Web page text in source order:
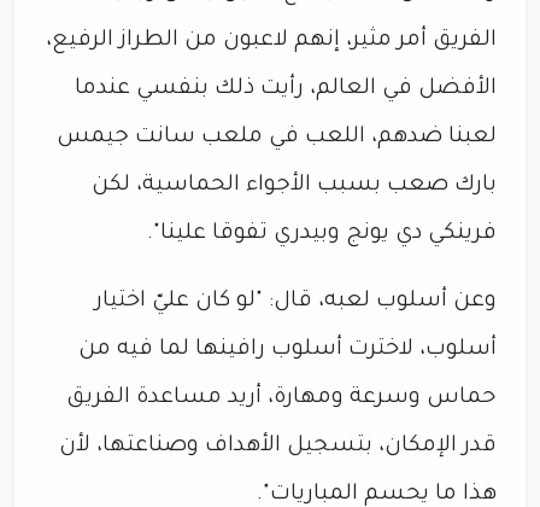
الفريق أمر مثير، إنهم لاعبون من الطراز الرفيع،
الأفضل في العالم، رأيت ذلك بنفسي عندما
لعبنا ضدهم، اللعب في ملعب سانت جيمس
بارك صعب بسبب الأجواء الحماسية، لكن
فرينكي دي يونج وبيدري تفوقا علينا".
وعن أسلوب لعبه، قال: "لو كان عليّ اختيار
أسلوب، لاخترت أسلوب رافينها لما فيه من
حماس وسرعة ومهارة، أريد مساعدة الفريق
قدر الإمكان، بتسجيل الأهداف وصناعتها، لأن
هذا ما يحسم المباريات".